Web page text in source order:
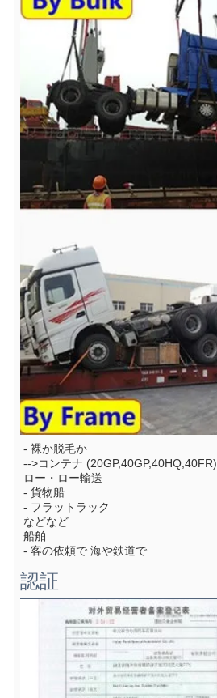
- 裸か脱毛か
-->コンテナ (20GP,40GP,40HQ,40FR)
ロー・ロー輸送
- 貨物船
- フラットラック
などなど
船舶
- 客の依頼で 海や鉄道で
認証